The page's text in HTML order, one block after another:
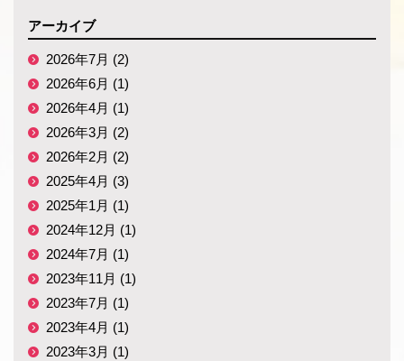
アーカイブ
2026年7月 (2)
2026年6月 (1)
2026年4月 (1)
2026年3月 (2)
2026年2月 (2)
2025年4月 (3)
2025年1月 (1)
2024年12月 (1)
2024年7月 (1)
2023年11月 (1)
2023年7月 (1)
2023年4月 (1)
2023年3月 (1)